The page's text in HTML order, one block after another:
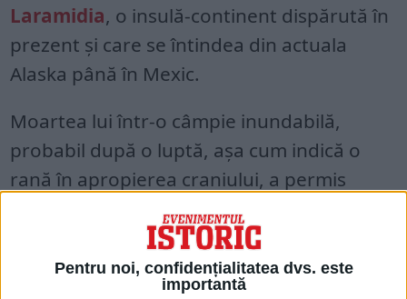
Pentru noi, confidențialitatea dvs. este
importantă
Laramidia, o insulă-continent dispărută în
prezent şi care se întindea din actuala
Alaska până în Mexic.
Moartea lui într-o câmpie inundabilă,
probabil după o luptă, aşa cum indică o
rană în apropierea craniului, a permis
conservarea scheletului în nămol, un
sediment cu activitate biologică redusă.
Ajuns pentru prima dată pe piaţă, Big John